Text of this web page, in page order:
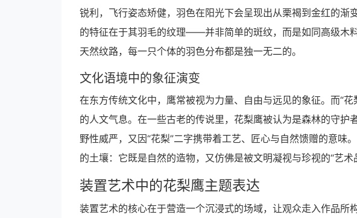
锐利，飞行姿态矫健，羽色在阳光下会呈现出从栗褐到金红的渐
的特征在于其羽毛的纹理——并非简单的斑纹，而是如同高级木
天然纹路，每一只个体的羽色分布都是独一无二的。
文化语境中的象征演变
在东方传统文化中，鹰常被视为力量、自由与远见的象征。而“
的人文气息。在一些古老的传说里，花梨鹰被认为是森林的守护
野性威严，又因“花梨”二字携带着工艺、匠心与自然馈赠的意味
的土壤：它既是自然的造物，又仿佛是被文明凝视与珍视的“艺术
装置艺术中的花梨鹰主题表达
装置艺术的核心在于营造一个沉浸式的场域，让观众走入作品所